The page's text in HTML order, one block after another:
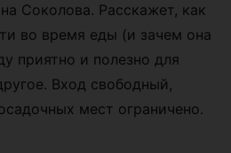
Соколова. Расскажет, как
во время еды (и зачем она
приятно и полезно для
Вход свободный,
мест ограничено.